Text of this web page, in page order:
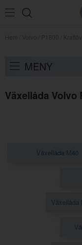
MENY
Växellåda Volvo
Växellåda M40
Växellåda